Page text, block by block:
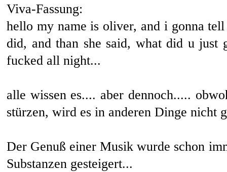
Viva-Fassung:
hello my name is oliver, and i gonna
did, and than she said, what did u just
fucked all night...
alle wissen es.... aber dennoch.....
stürzen, wird es in anderen Dinge nicht
Der Genuß einer Musik wurde schon
Substanzen gesteigert...